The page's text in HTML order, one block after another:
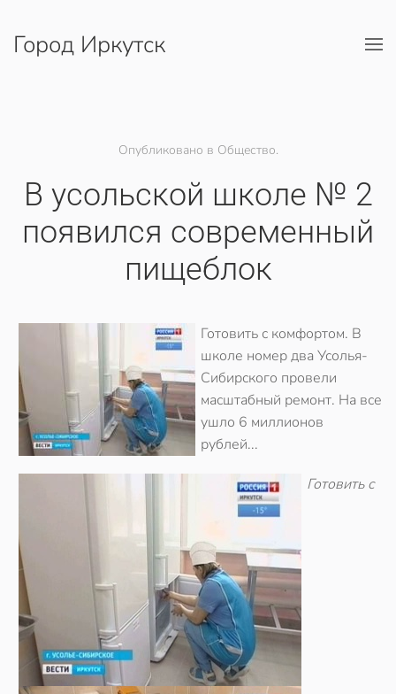
Перейти к содержимому
Город Иркутск
Опубликовано в Общество.
В усольской школе № 2
появился современный
пищеблок
Готовить с комфортом. В
школе номер два Усолья-
Сибирского провели
масштабный ремонт. На все
ушло 6 миллионов
рублей...
Готовить с